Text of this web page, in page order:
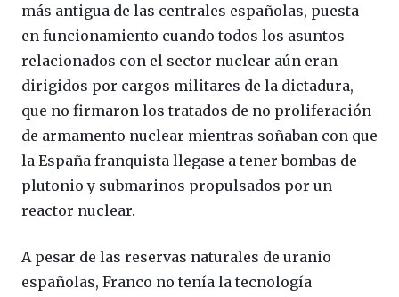
más antigua de las centrales españolas, puesta
en funcionamiento cuando todos los asuntos
relacionados con el sector nuclear aún eran
dirigidos por cargos militares de la dictadura,
que no firmaron los tratados de no proliferación
de armamento nuclear mientras soñaban con que
la España franquista llegase a tener bombas de
plutonio y submarinos propulsados por un
reactor nuclear.
A pesar de las reservas naturales de uranio
españolas, Franco no tenía la tecnología